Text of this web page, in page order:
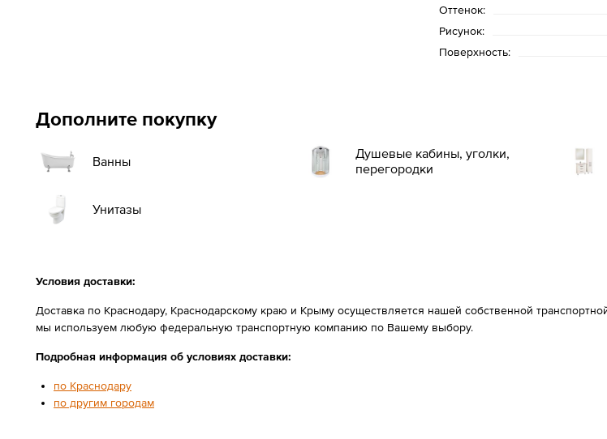
Оттенок:
Рисунок:
Поверхность:
Дополните покупку
Ванны
Душевые кабины, уголки,
перегородки
Унитазы
Условия доставки:
Доставка по Краснодару, Краснодарскому краю и Крыму осуществляется нашей собственной
мы используем любую федеральную транспортную компанию по Вашему выбору.
Подробная информация об условиях доставки:
по Краснодару
по другим городам